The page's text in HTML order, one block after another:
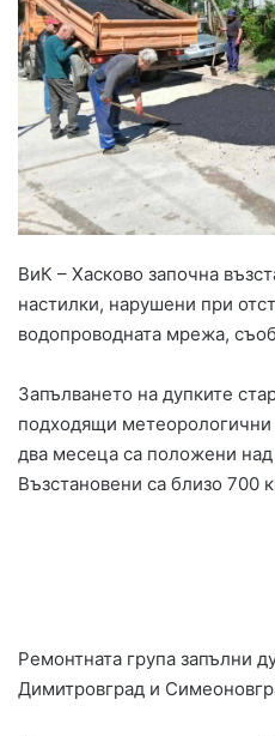
ВиК – Хасково започна
настилки, нарушени при
водопроводната мрежа,
Запълването на дупките
подходящи метеорологични
два месеца са положени над
Възстановени са близо 700
Ремонтната група запълни
Димитровград и